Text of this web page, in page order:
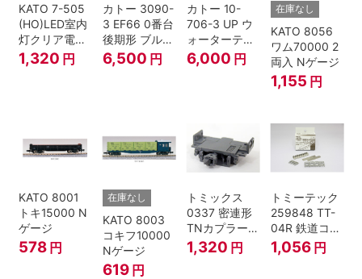
KATO 7-505
(HO)LED室内
灯クリア電球
色
1,320 円
カトー 3090-
3 EF66 0番台
後期形 ブルー
トレイン牽引
機
6,500 円
カトー 10-
706-3 UP ウ
ォーターテン
ダー 2両入
6,000 円
在庫なし
KATO 8056
ワム70000 2
両入 Nゲージ
1,155 円
KATO 8001
トキ15000 N
ゲージ
578 円
在庫なし
KATO 8003
コキフ10000
Nゲージ
619 円
トミックス
0337 密連形
TNカプラー
(6個入・SPタ
イプ)
1,320 円
トミーテック
259848 TT-
04R 鉄道コレ
クション
1,056 円